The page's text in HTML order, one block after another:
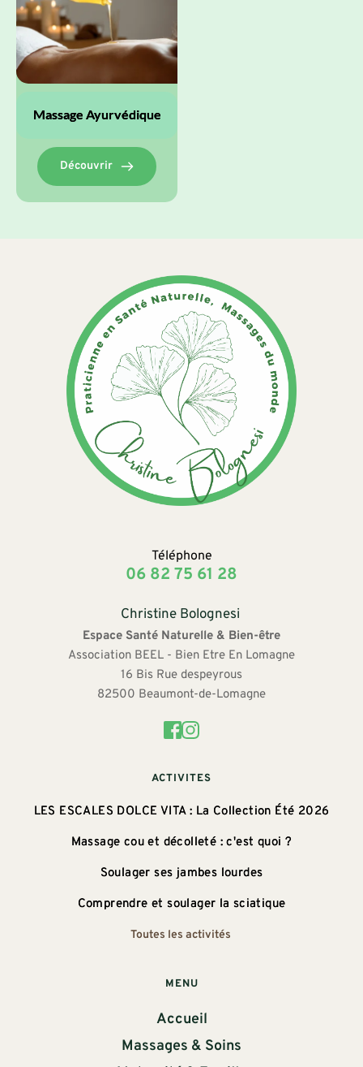
Massage Ayurvédique
Découvrir
MENU
Accueil
Massages & Soins
ACTIVITES
LES ESCALES DOLCE VITA : La Collection Été 2026
Massage cou et décolleté : c'est quoi ?
Soulager ses jambes lourdes
Comprendre et soulager la sciatique
Toutes les activités
Téléphone
06 82 75 61 28
Christine Bolognesi
Espace Santé Naturelle & Bien-être
Association BEEL - Bien Etre En Lomagne
16 Bis Rue despeyrous
82500 Beaumont-de-Lomagne